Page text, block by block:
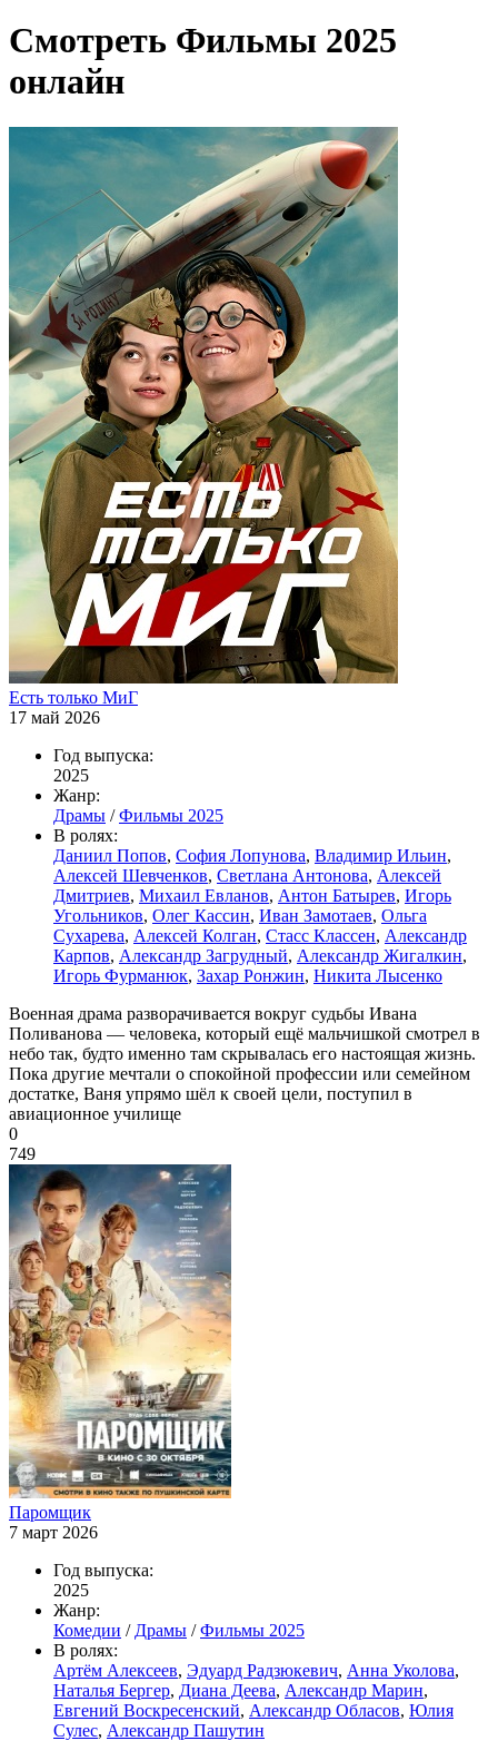
Смотреть Фильмы 2025
онлайн
Есть только МиГ
17 май 2026
Год выпуска:
2025
Жанр:
Драмы /Фильмы 2025
В ролях:
Даниил Попов, София Лопунова, Владимир Ильин,
Алексей Шевченков, Светлана Антонова, Алексей
Дмитриев, Михаил Евланов, Антон Батырев, Игорь
Угольников, Олег Кассин, Иван Замотаев, Ольга
Сухарева, Алексей Колган, Стасс Классен, Александр
Карпов, Александр Загрудный, Александр Жигалкин,
Игорь Фурманюк, Захар Ронжин, Никита Лысенко
Военная драма разворачивается вокруг судьбы Ивана
Поливанова — человека, который ещё мальчишкой смотрел в
небо так, будто именно там скрывалась его настоящая жизнь.
Пока другие мечтали о спокойной профессии или семейном
достатке, Ваня упрямо шёл к своей цели, поступил в
авиационное училище
0
749
Паромщик
7 март 2026
Год выпуска:
2025
Жанр:
Комедии / Драмы /Фильмы 2025
В ролях:
Артём Алексеев, Эдуард Радзюкевич, Анна Уколова,
Наталья Бергер, Диана Деева, Александр Марин,
Евгений Воскресенский, Александр Обласов, Юлия
Сулес, Александр Пашутин